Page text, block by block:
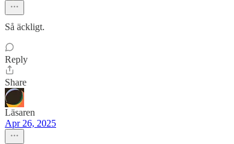
Så äckligt.
Reply
Share
Läsaren
Apr 26, 2025